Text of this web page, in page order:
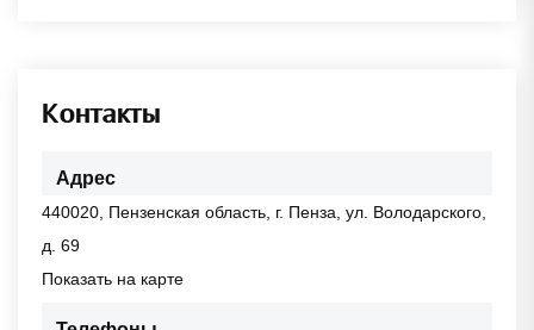
Контакты
Адрес
440020, Пензенская область, г. Пенза, ул. Володарского,
д. 69
Показать на карте